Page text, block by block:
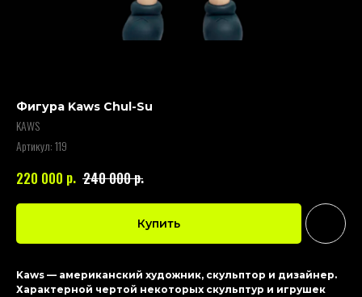
Фигура Kaws Chul-Su
KAWS
Артикул:119
220 000 р. 240 000р.
Купить
Kaws — американский художник, скульптор и дизайнер.
Характерной чертой некоторых скульптур и игрушек